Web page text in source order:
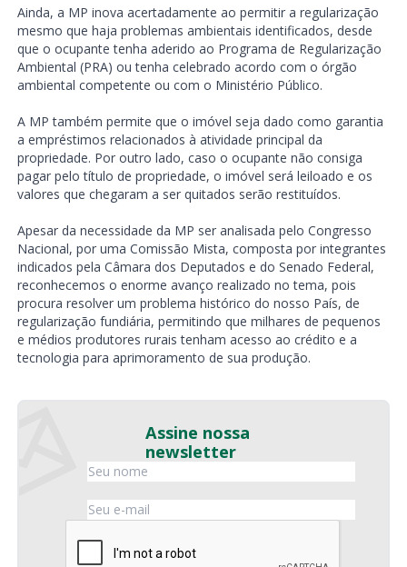
Ainda, a MP inova acertadamente ao permitir a regularização
mesmo que haja problemas ambientais identificados, desde
que o ocupante tenha aderido ao Programa de Regularização
Ambiental (PRA) ou tenha celebrado acordo com o órgão
ambiental competente ou com o Ministério Público.
A MP também permite que o imóvel seja dado como garantia
a empréstimos relacionados à atividade principal da
propriedade. Por outro lado, caso o ocupante não consiga
pagar pelo título de propriedade, o imóvel será leiloado e os
valores que chegaram a ser quitados serão restituídos.
Apesar da necessidade da MP ser analisada pelo Congresso
Nacional, por uma Comissão Mista, composta por integrantes
indicados pela Câmara dos Deputados e do Senado Federal,
reconhecemos o enorme avanço realizado no tema, pois
procura resolver um problema histórico do nosso País, de
regularização fundiária, permitindo que milhares de pequenos
e médios produtores rurais tenham acesso ao crédito e a
tecnologia para aprimoramento de sua produção.
Assine nossa
newsletter